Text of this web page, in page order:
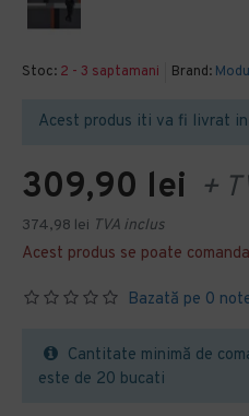
Stoc: 2 - 3 saptamani Brand:
Acest produs iti va fi livrat
Bazată pe 0
309,90 lei +
374,98 lei TVA inclus
Acest produs se poate
Cantitate minimă de
este de 20 bucati